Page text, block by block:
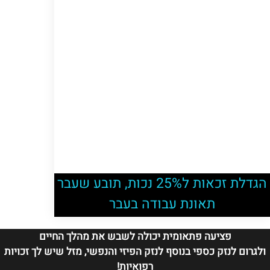
הגדלת זכאות ל25% נכות, תובע שעבר
תאונת עבודה בעבר
פציעה פתאומית יכולה לשבש את מהלך החיים
ולגרום לנזק כספי בנוסף לנזק הפיזי והנפשי, מזל שיש לך זכויות
רפואיות!